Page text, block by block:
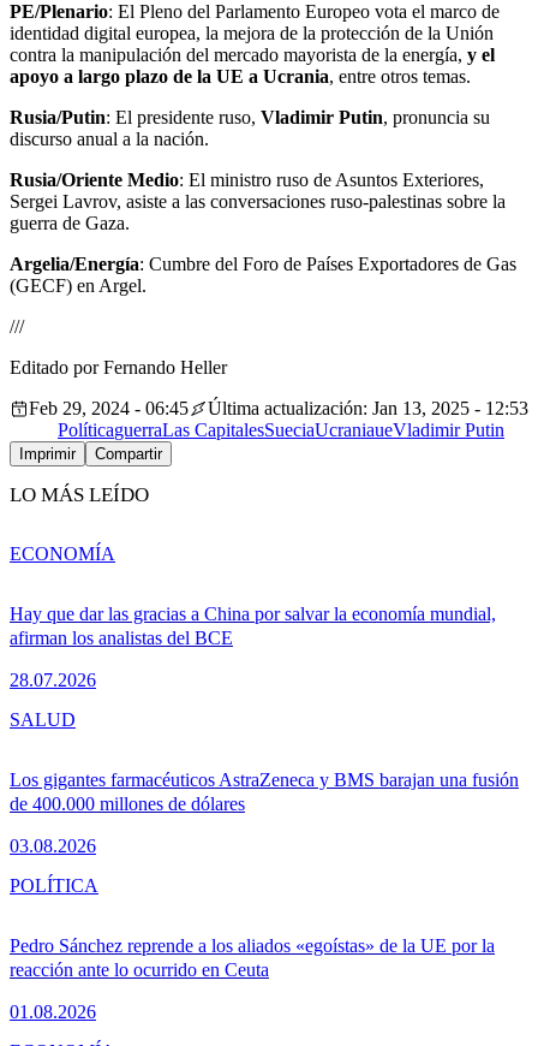
PE/Plenario: El Pleno del Parlamento Europeo vota el marco de
identidad digital europea, la mejora de la protección de la Unión
contra la manipulación del mercado mayorista de la energía, y el
apoyo a largo plazo de la UE a Ucrania, entre otros temas.
Rusia/Putin: El presidente ruso, Vladimir Putin, pronuncia su
discurso anual a la nación.
Rusia/Oriente Medio: El ministro ruso de Asuntos Exteriores,
Sergei Lavrov, asiste a las conversaciones ruso-palestinas sobre la
guerra de Gaza.
Argelia/Energía: Cumbre del Foro de Países Exportadores de Gas
(GECF) en Argel.
///
Editado por Fernando Heller
Feb 29, 2024 - 06:45
Última actualización: Jan 13, 2025 - 12:53
PolíticaguerraLas CapitalesSueciaUcraniaueVladimir Putin
Imprimir Compartir
LO MÁS LEÍDO
Hay que dar las gracias a China por salvar la economía mundial,
afirman los analistas del BCE
28.07.2026
ECONOMÍA
Los gigantes farmacéuticos AstraZeneca y BMS barajan una fusión
de 400.000 millones de dólares
03.08.2026
SALUD
Pedro Sánchez reprende a los aliados «egoístas» de la UE por la
reacción ante lo ocurrido en Ceuta
01.08.2026
POLÍTICA